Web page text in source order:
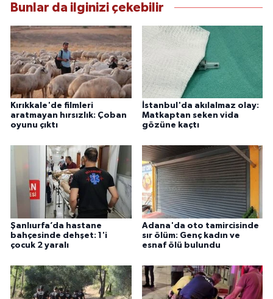
Bunlar da ilginizi çekebilir
Kırıkkale'de filmleri
aratmayan hırsızlık: Çoban
oyunu çıktı
İstanbul'da akılalmaz olay:
Matkaptan seken vida
gözüne kaçtı
Şanlıurfa’da hastane
bahçesinde dehşet: 1'i
çocuk 2 yaralı
Adana'da oto tamircisinde
sır ölüm: Genç kadın ve
esnaf ölü bulundu